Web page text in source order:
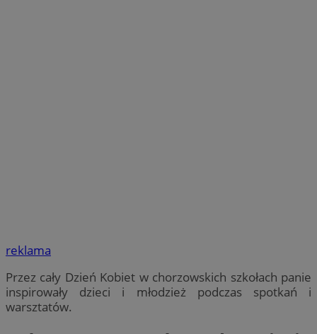
reklama
Przez cały Dzień Kobiet w chorzowskich szkołach panie
inspirowały dzieci i młodzież podczas spotkań i
warsztatów.